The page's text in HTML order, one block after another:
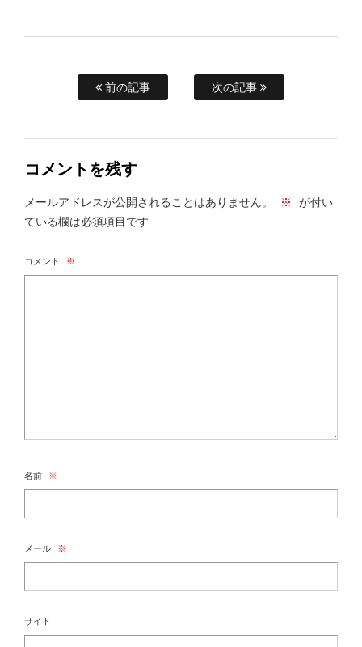
前の記事 次の記事
コメントを残す
メールアドレスが公開されることはありません。 ※
が付い
ている欄は必須項目です
コメント ※
名前 ※
メール ※
サイト